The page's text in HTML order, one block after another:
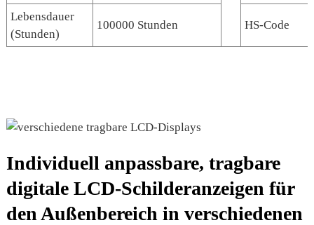
Lebensdauer
(Stunden)
100000 Stunden HS-Code
Individuell anpassbare, tragbare
digitale LCD-Schilderanzeigen für
den Außenbereich in verschiedenen